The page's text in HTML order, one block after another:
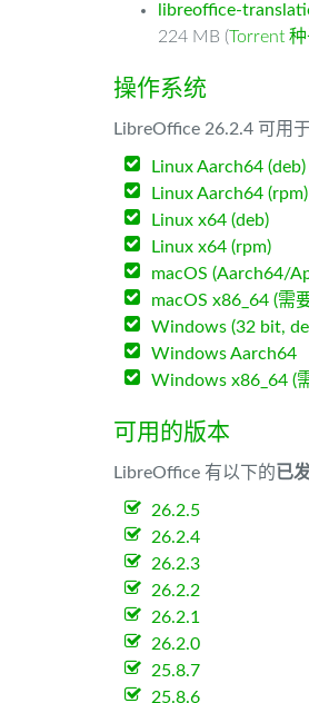
libreoffice-
224 MB (Torrent
操作系统
LibreOffice 26.2.4 可用
Linux Aarch64 (deb)
Linux Aarch64 (rpm)
Linux x64 (deb)
Linux x64 (rpm)
macOS (Aarch64/
macOS x86_64 (需
Windows (32 bit,
Windows Aarch64
Windows x86_64 (
可用的版本
LibreOffice 有以下的已
26.2.5
26.2.4
26.2.3
26.2.2
26.2.1
26.2.0
25.8.7
25.8.6